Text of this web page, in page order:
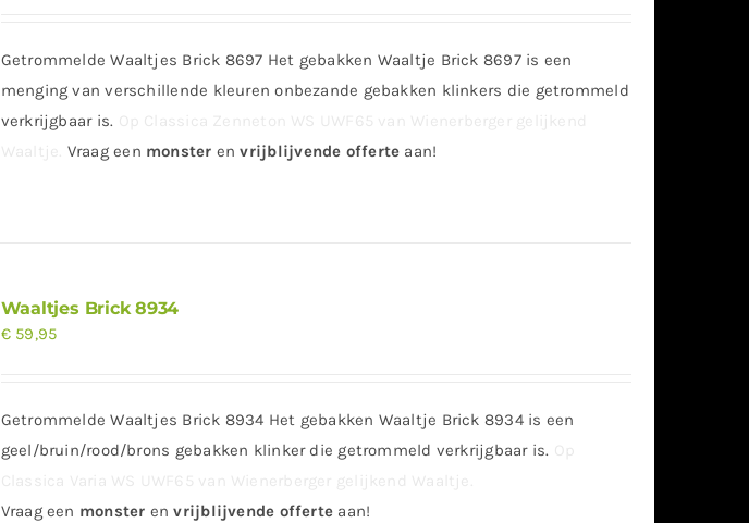
Getrommelde Waaltjes Brick 8697 Het gebakken Waaltje Brick 8697 is een
menging van verschillende kleuren onbezande gebakken klinkers die getrommeld
verkrijgbaar is.
Vraag een monster en vrijblijvende offerte aan!
Waaltjes Brick 8934
€59,95
Getrommelde Waaltjes Brick 8934 Het gebakken Waaltje Brick 8934 is een
geel/bruin/rood/brons gebakken klinker die getrommeld verkrijgbaar is.
Vraag een monster en vrijblijvende offerte aan!